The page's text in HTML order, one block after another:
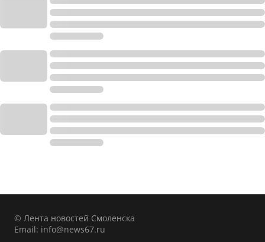
© Лента новостей Смоленска
Email: info@news67.ru